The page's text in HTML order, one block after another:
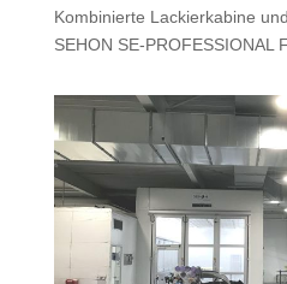
Kombinierte Lackierkabine
SEHON SE-PROFESSIONAL